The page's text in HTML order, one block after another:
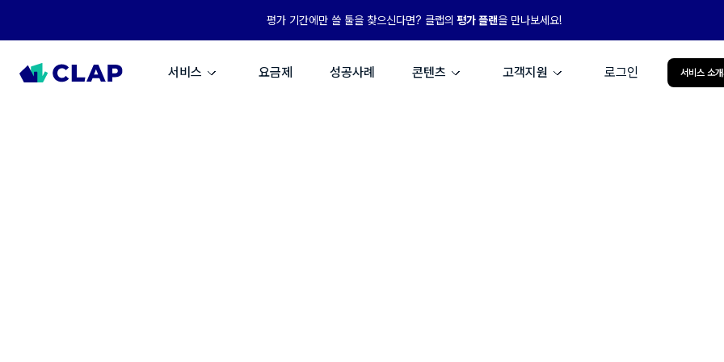
평가 기간에만 쓸 툴을 찾으신다면? 클랩의 평가 플랜을 만나보세요!
서비스 요금제 성공사례 콘텐츠 고객지원 로그인 서비스 소개